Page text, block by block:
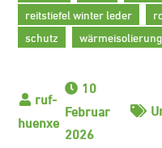
reitstiefel winter leder
schutz
wärmeisolierung
10
Februar
2026